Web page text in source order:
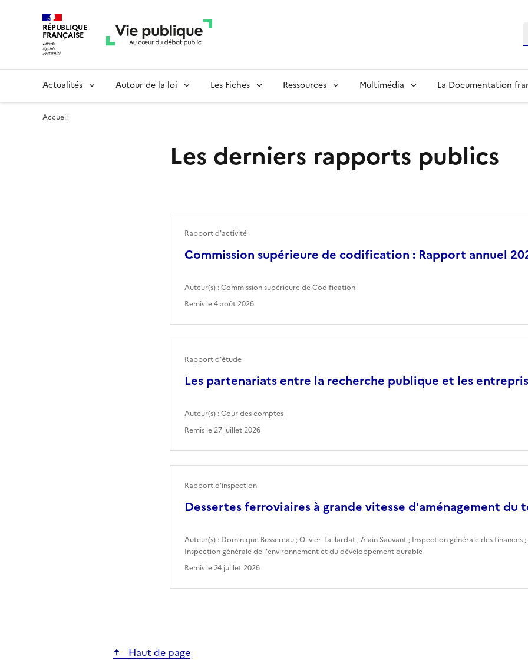
RÉPUBLIQUE
FRANÇAISE
Actualités Autour de la loi Les Fiches Ressources Multimédia La Documentation
Accueil
Les derniers rapports publics
Commission supérieure de codification : Rapport annuel
Rapport d'activité
Auteur(s) :Commission supérieure de Codification
Remis le4 août 2026
Les partenariats entre la recherche publique et les
Rapport d'étude
Auteur(s) :Cour des comptes
Remis le27 juillet 2026
Dessertes ferroviaires à grande vitesse d'aménagement du
Rapport d'inspection
Auteur(s) : Dominique Bussereau ;Olivier Taillardat ;Alain Sauvant ; Inspection générale des finances ;
Inspection générale de l'environnement et du développement durable
Remis le24 juillet 2026
Haut de page